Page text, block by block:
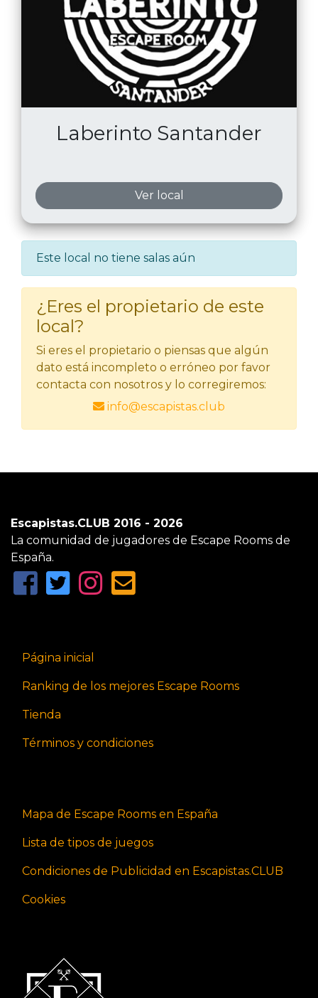
Laberinto Santander
Ver local
Este local no tiene salas aún
¿Eres el propietario de este
local?
Si eres el propietario o piensas que algún
dato está incompleto o erróneo por favor
contacta con nosotros y lo corregiremos:
info@escapistas.club
Escapistas.CLUB 2016 - 2026
La comunidad de jugadores de Escape Rooms de
España.
Página inicial
Ranking de los mejores Escape Rooms
Tienda
Términos y condiciones
Mapa de Escape Rooms en España
Lista de tipos de juegos
Condiciones de Publicidad en Escapistas.CLUB
Cookies